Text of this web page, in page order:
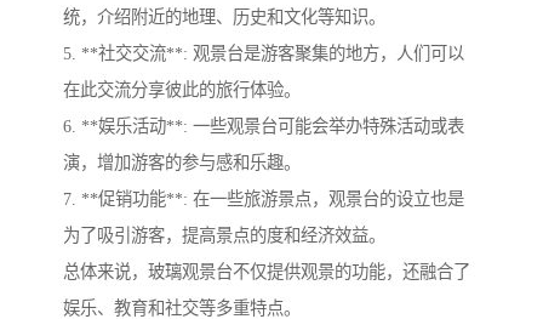
统，介绍附近的地理、历史和文化等知识。
5. **社交交流**: 观景台是游客聚集的地方，人们可以
在此交流分享彼此的旅行体验。
6. **娱乐活动**: 一些观景台可能会举办特殊活动或表
演，增加游客的参与感和乐趣。
7. **促销功能**: 在一些旅游景点，观景台的设立也是
为了吸引游客，提高景点的度和经济效益。
总体来说，玻璃观景台不仅提供观景的功能，还融合了
娱乐、教育和社交等多重特点。